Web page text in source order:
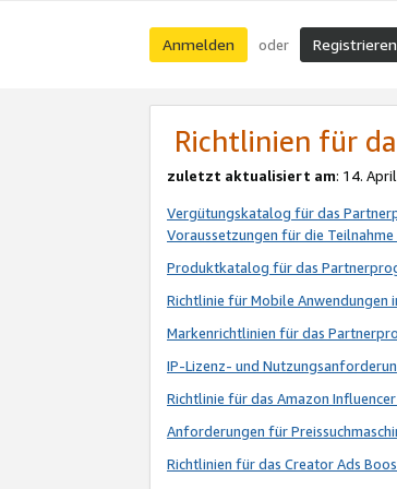
Anmelden oder Registrieren
Richtlinien für
zuletzt aktualisiert am: 14.
Vergütungskatalog für das
Voraussetzungen für die
Produktkatalog für das
Richtlinie für Mobile Anwendungen
Markenrichtlinien für das
IP-Lizenz- und
Richtlinie für das Amazon
Anforderungen für
Richtlinien für das Creator Ads